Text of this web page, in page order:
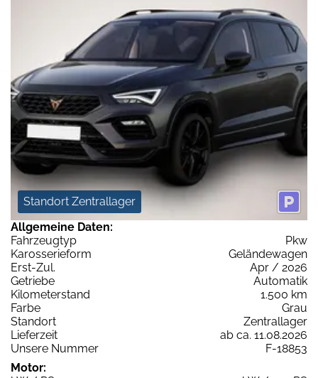
Standort Zentrallager
Allgemeine Daten:
Fahrzeugtyp
Pkw
Karosserieform
Geländewagen
Erst-Zul.
Apr / 2026
Getriebe
Automatik
Kilometerstand
1.500 km
Farbe
Grau
Standort
Zentrallager
Lieferzeit
ab ca. 11.08.2026
Unsere Nummer
F-18853
Motor: